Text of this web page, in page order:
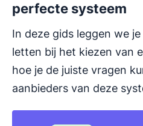
perfecte systeem
In deze gids leggen we
letten bij het kiezen van
hoe je de juiste vragen
aanbieders van deze
Opent in nieuw venster